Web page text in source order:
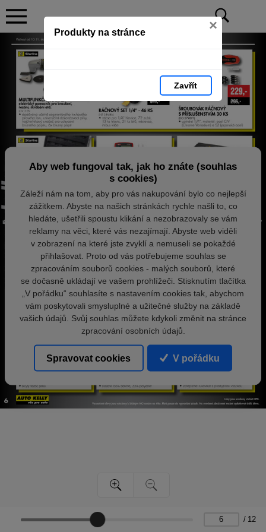
Produkty na stránce ×
Zavřít
/ 12
Aby web fungoval tak, jak ho znáte (souhlas
s cookies)
Záleží nám na tom, aby pro vás nakupování bylo co nejlepší
zážitkem. Abyste na našich stránkách rychle našli to, co
hledáte, ušetřili spoustu klikání a nezobrazovaly se vám
reklamy na věci, které vás nezajímají. Abyste web viděli
v zobrazení na které jste zvyklí a nemuseli se pokaždé
přihlašovat. Proto od vás potřebujeme souhlas se
zpracováním souborů cookies - malých souborů, které
se dočasně ukládají ve vašem prohlížeči. Stisknutím tlačítka
„V pořádku“ souhlasíte s nastavením cookies tak, abychom
vám poskytovali smysluplné a užitečné služby na základě
vašich údajů. Svůj souhlas můžete kdykoli změnit na stránce
zpracování osobních údajů.
Spravovat cookies V pořádku